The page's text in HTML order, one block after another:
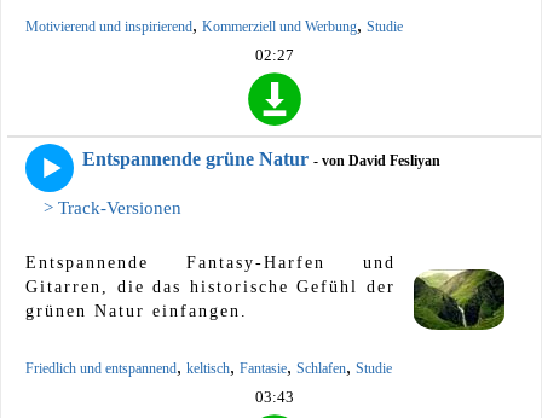
Motivierend und inspirierend, Kommerziell und Werbung, Studie
02:27
Entspannende grüne Natur - von David Fesliyan
> Track-Versionen
Entspannende Fantasy-Harfen und
Gitarren, die das historische Gefühl der
grünen Natur einfangen.
Friedlich und entspannend, keltisch, Fantasie, Schlafen, Studie
03:43